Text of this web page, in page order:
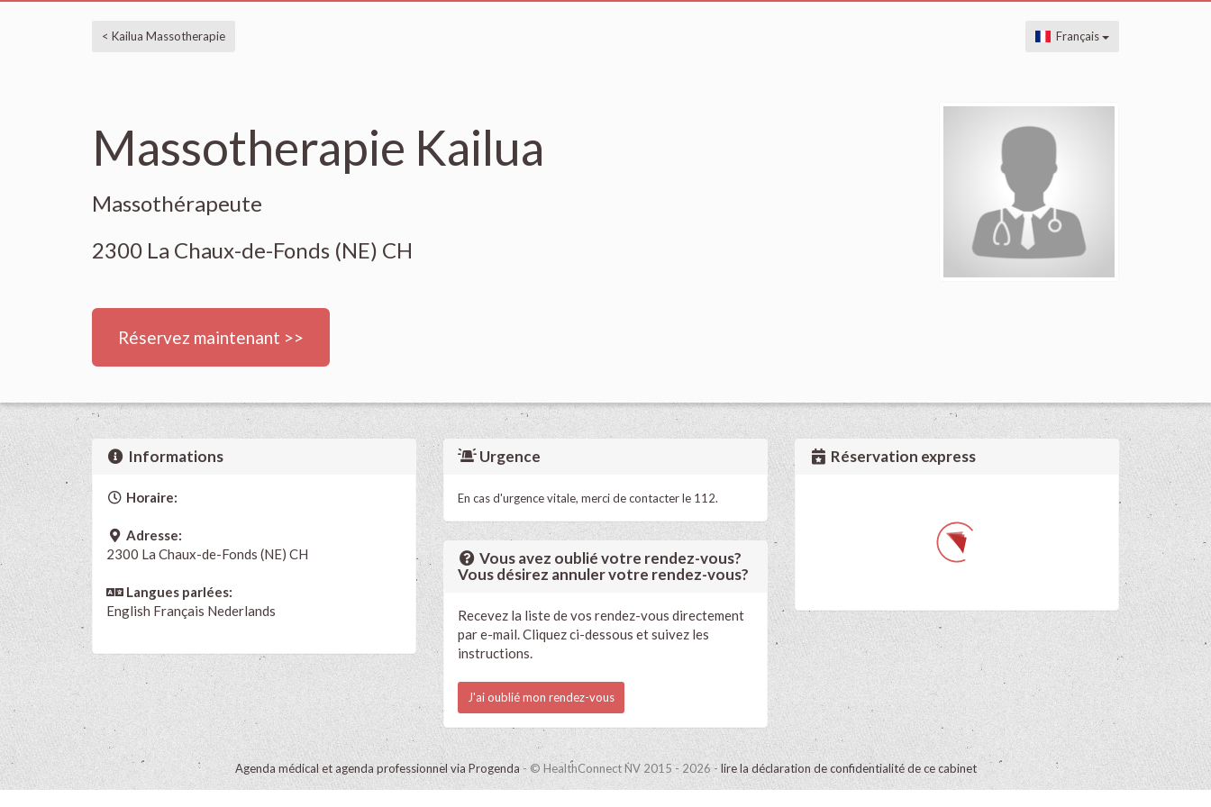
< Kailua Massotherapie Français
Massotherapie Kailua
Massothérapeute
2300 La Chaux-de-Fonds (NE) CH
Réservez maintenant >>
Informations
Horaire:
Adresse:
2300 La Chaux-de-Fonds (NE) CH
Langues parlées:
English Français Nederlands
Urgence
En cas d'urgence vitale, merci de contacter le 112.
Vous avez oublié votre rendez-vous?
Vous désirez annuler votre rendez-vous?
Recevez la liste de vos rendez-vous directement
par e-mail. Cliquez ci-dessous et suivez les
instructions.
J'ai oublié mon rendez-vous
Réservation express
Agenda médical et agenda professionnel via Progenda- © HealthConnect NV 2015 - 2026 - lire la déclaration de confidentialité de ce cabinet